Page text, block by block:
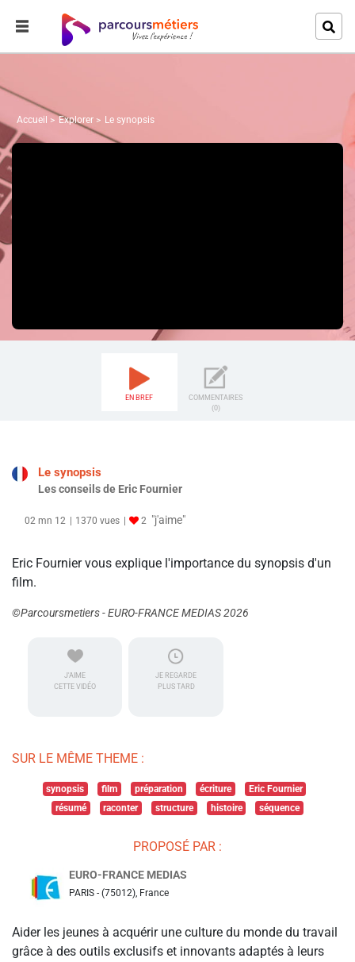
Accueil Explorer Le synopsis
EN BREF
COMMENTAIRES
(0)
Le synopsis
Les conseils de Eric Fournier
02 mn 12 1370 vues 2 "j'aime"
Eric Fournier vous explique l'importance du synopsis d'un
film.
©Parcoursmetiers - EURO-FRANCE MEDIAS 2026
J'AIME
CETTE VIDÉO
JE REGARDE
PLUS TARD
SUR LE MÊME THEME :
synopsis film préparation écriture
Eric Fournier
résumé
raconter structure histoire séquence
PROPOSÉ PAR :
EURO-FRANCE MEDIAS
PARIS - (75012), France
Aider les jeunes à acquérir une culture du monde du travail
grâce à des outils exclusifs et innovants adaptés à leurs